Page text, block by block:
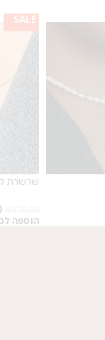
SALE
SALE
שרשרת
הוספה
מבצע 1+1
לקביעת תור לפירסינג
אזניים